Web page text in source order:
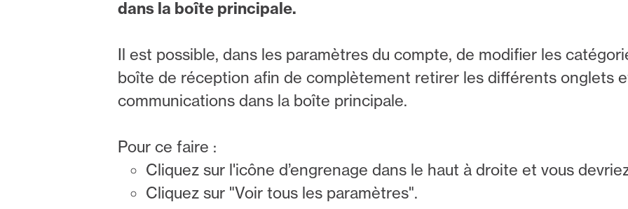
dans la boîte principale.
Il est possible, dans les paramètres du compte, de modifier les
boîte de réception afin de complètement retirer les différents onglets
communications dans la boîte principale.
Pour ce faire :
Cliquez sur l'icône d’engrenage dans le haut à droite et vous
Cliquez sur "Voir tous les paramètres".